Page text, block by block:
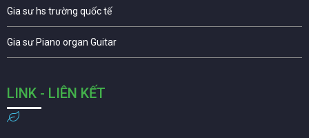
Gia sư hs trường quốc tế
Gia sư Piano organ Guitar
LINK - LIÊN KẾT